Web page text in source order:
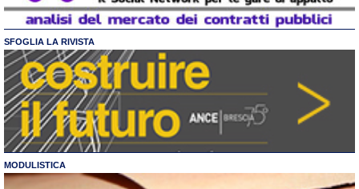
SFOGLIA LA RIVISTA
MODULISTICA